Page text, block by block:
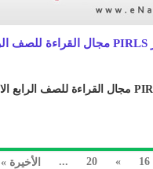
16
»
20
... الأخيرة »